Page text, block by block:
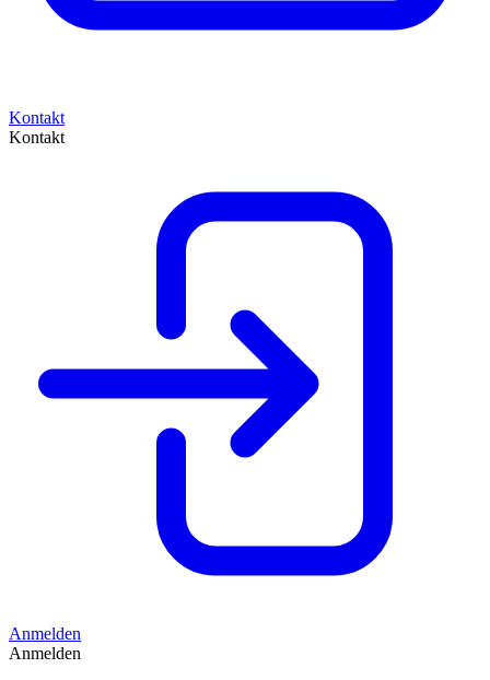
Kontakt
Kontakt
Anmelden
Anmelden